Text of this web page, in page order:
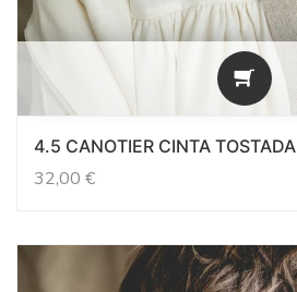
4.5 CANOTIER CINTA TOSTADA
32,00 €